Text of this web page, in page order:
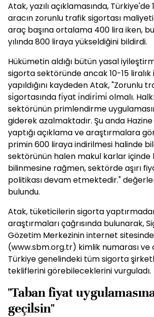
Atak, yazılı açıklamasında, Türkiye'de
aracın zorunlu trafik sigortası
araç başına ortalama 400 lira iken,
yılında 800 liraya yükseldiğini bildirdi.
Hükümetin aldığı bütün yasal
sigorta sektöründe ancak 10-15
yapıldığını kaydeden Atak, "Zorunlu
si̇gortasında fi̇yat i̇ndi̇ri̇mi̇ olmalı.
sektörünün primlendirme
giderek azalmaktadır. Şu anda Hazine
yaptığı açıklama ve araştırmalara
primin 600 liraya indirilmesi halinde
sektörünün halen makul karlar içinde
bilinmesine rağmen, sektörde aşırı
politikası devam etmektedir."
bulundu.
Atak, tüketicilerin sigorta
araştırmaları çağrısında bulunarak,
Gözetim Merkezinin internet
(www.sbm.org.tr) kimlik numarası ve
Türkiye genelindeki tüm sigorta
tekliflerini görebileceklerini vurguladı.
"Taban fiyat
geçilsin"